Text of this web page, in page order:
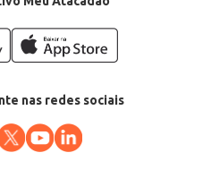
nas redes sociais